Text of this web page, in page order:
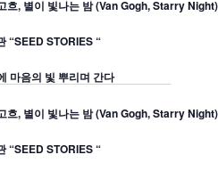
흐, 별이 빛나는 밤 (Van Gogh, Starry Night)
“SEED STORIES “
마음의 빛 뿌리며 간다
흐, 별이 빛나는 밤 (Van Gogh, Starry Night)
“SEED STORIES “